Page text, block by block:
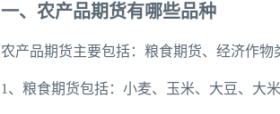
一、农产品期货有哪些品种
农产品期货主要包括：粮食期货、经济作
1、粮食期货包括：小麦、玉米、大豆、大米